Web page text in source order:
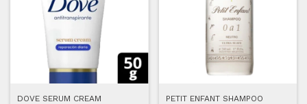
DOVE SERUM CREAM
PETIT ENFANT SHAMPOO